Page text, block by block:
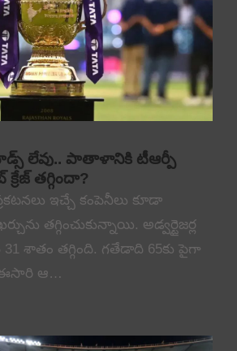
లేవు.. పాతాళానికి టీఆర్పీ
క్రేజ్ తగ్గిందా?
ఇచ్చే కంపెనీలు కూడా
తగ్గించుకున్నాయి. అడ్వర్టైజర్ల
శాతం తగ్గింది. గతేడాది 65కు పైగా
ఈసారి ఆ…